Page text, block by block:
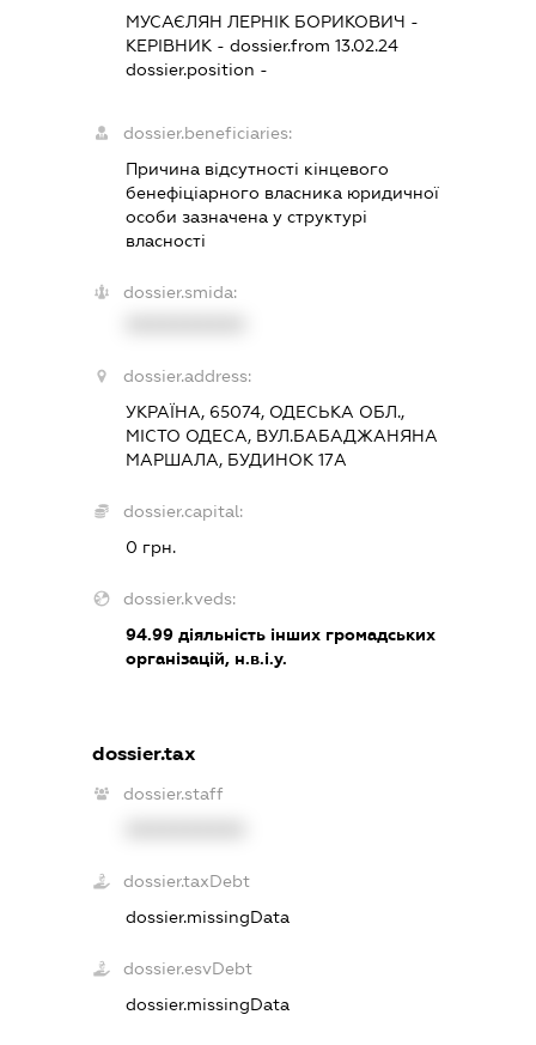
МУСАЄЛЯН ЛЕРНІК БОРИКОВИЧ -
КЕРІВНИК - dossier.from 13.02.24
dossier.position -
dossier.beneficiaries:
Причина відсутності кінцевого
бенефіціарного власника юридичної
особи зазначена у структурі
власності
dossier.smida:
dossier.address:
УКРАЇНА, 65074, ОДЕСЬКА ОБЛ.,
МІСТО ОДЕСА, ВУЛ.БАБАДЖАНЯНА
МАРШАЛА, БУДИНОК 17А
dossier.capital:
0 грн.
dossier.kveds:
94.99 діяльність інших громадських
організацій, н.в.і.у.
dossier.tax
dossier.staff
dossier.taxDebt
dossier.missingData
dossier.esvDebt
dossier.missingData